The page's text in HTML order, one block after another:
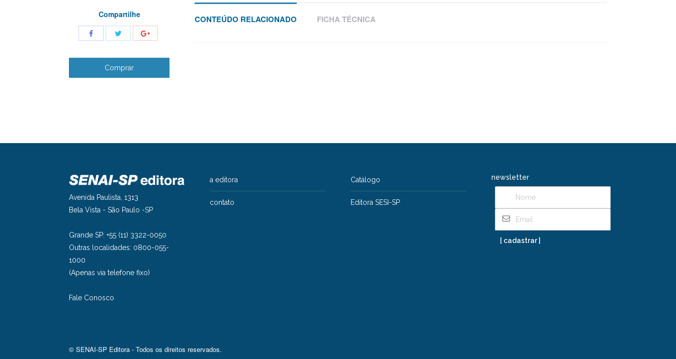
Compartilhe
Facebook
Comprar
CONTEÚDO RELACIONADO FICHA TÉCNICA
Avenida Paulista, 1313
Bela Vista - São Paulo -SP
Grande SP: +55 (11) 3322-0050
Outras localidades: 0800-055-
1000
(Apenas via telefone fixo)
Fale Conosco
a editora
contato
Catálogo
Editora SESI-SP
newsletter
[ cadastrar ]
© SENAI-SP Editora - Todos os direitos reservados.